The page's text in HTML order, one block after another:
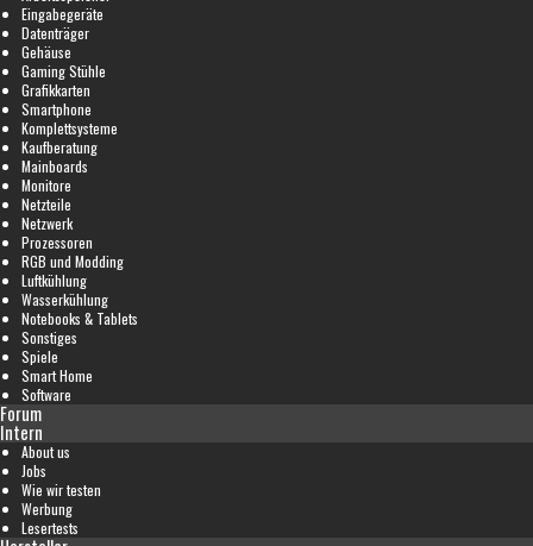
Eingabegeräte
Datenträger
Gehäuse
Gaming Stühle
Grafikkarten
Smartphone
Komplettsysteme
Kaufberatung
Mainboards
Monitore
Netzteile
Netzwerk
Prozessoren
RGB und Modding
Luftkühlung
Wasserkühlung
Notebooks & Tablets
Sonstiges
Spiele
Smart Home
Software
Forum
Intern
About us
Jobs
Wie wir testen
Werbung
Lesertests